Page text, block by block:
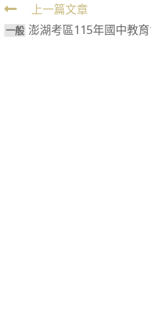
Read
more
上一篇文章
一般 澎湖考區115年國中教